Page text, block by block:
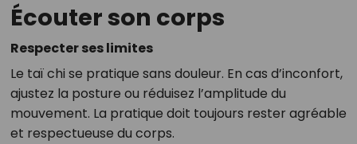
Écouter son corps
Respecter ses limites
Le taï chi se pratique sans douleur. En cas d’inconfort,
ajustez la posture ou réduisez l’amplitude du
mouvement. La pratique doit toujours rester agréable
et respectueuse du corps.